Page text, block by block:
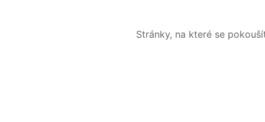
Stránky, na které se